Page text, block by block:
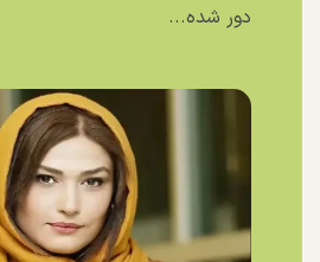
دور شده...